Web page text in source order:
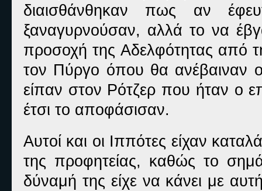
διαισθάνθηκαν πως αν
ξαναγυρνούσαν, αλλά το να
προσοχή της Αδελφότητας από
τον Πύργο όπου θα ανέβαιναν
είπαν στον Ρότζερ που ήταν ο
έτσι το αποφάσισαν.
Αυτοί και οι Ιππότες είχαν
της προφητείας, καθώς το
δύναμή της είχε να κάνει με